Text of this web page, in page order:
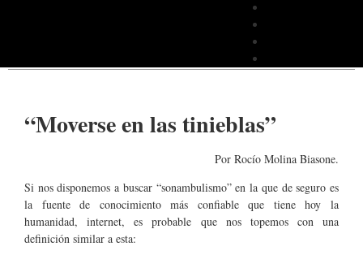
“Moverse en las tinieblas”
Por Rocío Molina Biasone.
Si nos disponemos a buscar “sonambulismo” en la que de seguro es
la fuente de conocimiento más confiable que tiene hoy la
humanidad, internet, es probable que nos topemos con una
definición similar a esta: